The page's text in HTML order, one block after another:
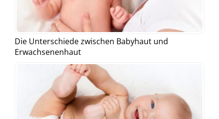
Die Unterschiede zwischen Babyhaut und
Erwachsenenhaut